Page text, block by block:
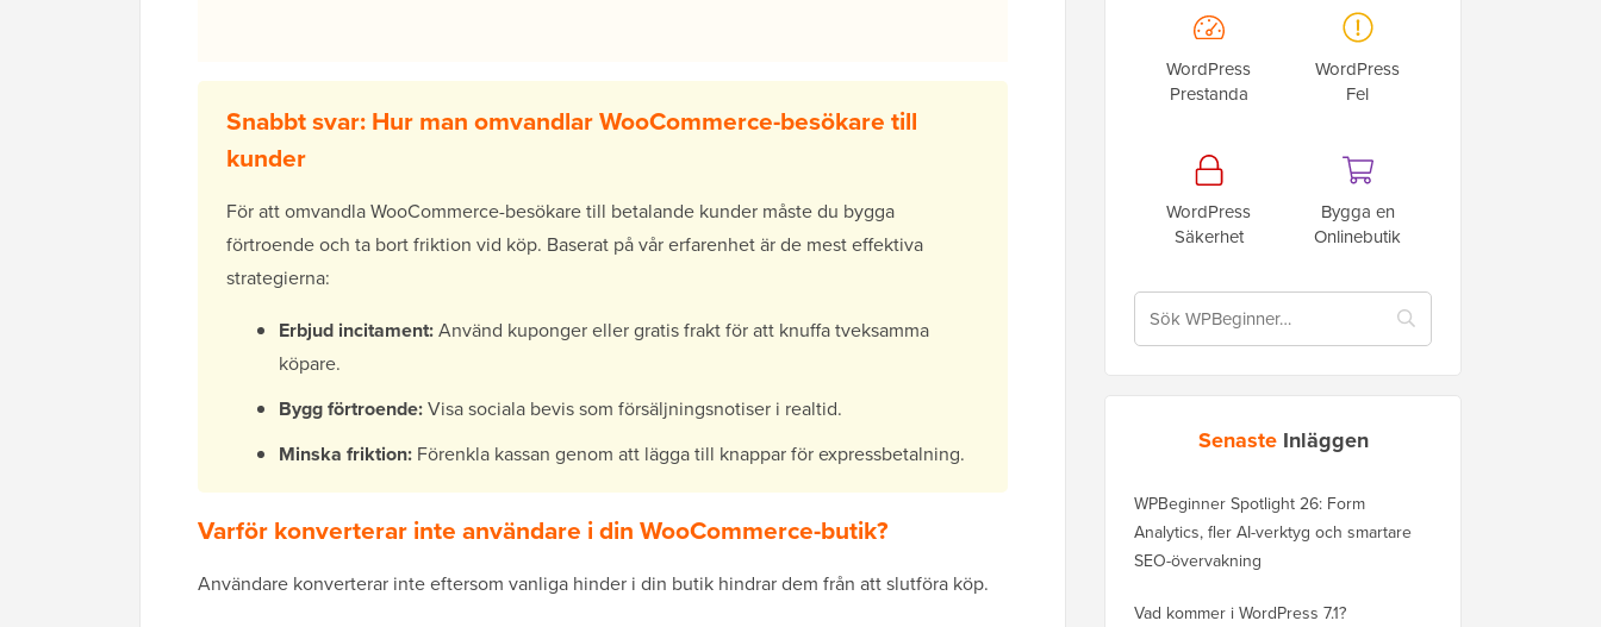
Snabbt svar: Hur man omvandlar WooCommerce-besökare till
kunder
För att omvandla WooCommerce-besökare till betalande kunder måste du bygga
förtroende och ta bort friktion vid köp. Baserat på vår erfarenhet är de mest effektiva
strategierna:
Erbjud incitament:Använd kuponger eller gratis frakt för att knuffa tveksamma
köpare.
Bygg förtroende:Visa sociala bevis som försäljningsnotiser i realtid.
Minska friktion: Förenkla kassan genom att lägga till knappar för expressbetalning.
Varför konverterar inte användare i din WooCommerce-butik?
Användare konverterar inte eftersom vanliga hinder i din butik hindrar dem från att slutföra köp.
WordPress
Prestanda
WordPress
Fel
WordPress
Säkerhet
Bygga en
Onlinebutik
Senaste Inläggen
WPBeginner Spotlight 26: Form
Analytics, fler AI-verktyg och smartare
SEO-övervakning
Vad kommer i WordPress 7.1?